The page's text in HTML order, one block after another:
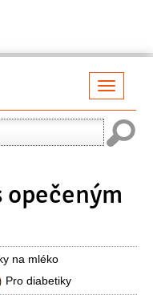
na mléko
Pro diabetiky